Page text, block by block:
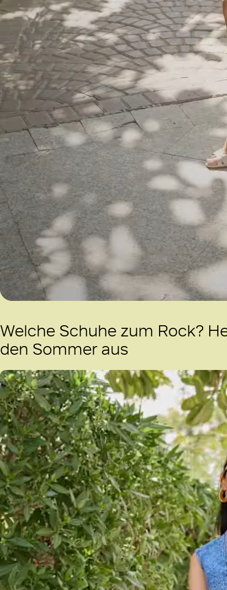
Unmute
Welche Schuhe zum Rock?
den Sommer aus